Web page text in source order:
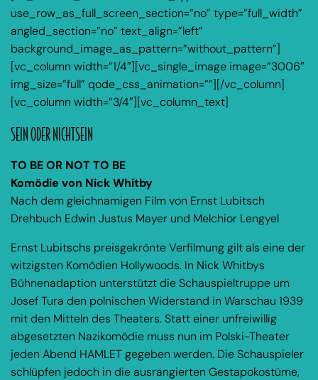
use_row_as_full_screen_section=”no” type=”full_width”
angled_section=”no” text_align=”left”
background_image_as_pattern=”without_pattern”]
[vc_column width=”1/4″][vc_single_image image=”3006″
img_size=”full” qode_css_animation=””][/vc_column]
[vc_column width=”3/4″][vc_column_text]
SEIN ODER NICHTSEIN
TO BE OR NOT TO BE
Komödie von Nick Whitby
Nach dem gleichnamigen Film von Ernst Lubitsch
Drehbuch Edwin Justus Mayer und Melchior Lengyel
Ernst Lubitschs preisgekrönte Verfilmung gilt als eine der
witzigsten Komödien Hollywoods. In Nick Whitbys
Bühnenadaption unterstützt die Schauspieltruppe um
Josef Tura den polnischen Widerstand in Warschau 1939
mit den Mitteln des Theaters. Statt einer unfreiwillig
abgesetzten Nazikomödie muss nun im Polski-Theater
jeden Abend HAMLET gegeben werden. Die Schauspieler
schlüpfen jedoch in die ausrangierten Gestapokostüme,